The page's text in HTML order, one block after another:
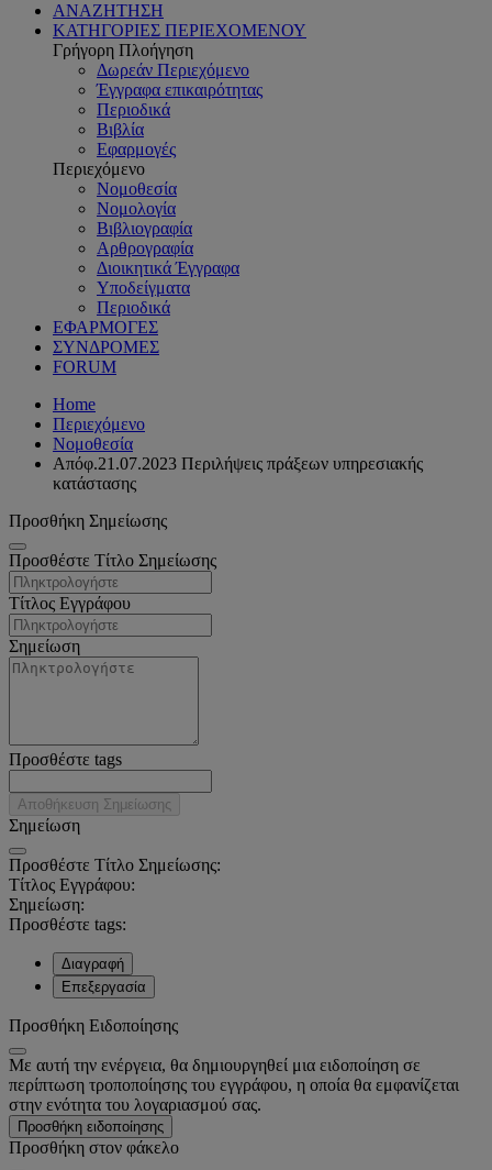
ΑΝΑΖΗΤΗΣΗ
ΚΑΤΗΓΟΡΙΕΣ ΠΕΡΙΕΧΟΜΕΝΟΥ
Γρήγορη Πλοήγηση
Δωρεάν Περιεχόμενο
Έγγραφα επικαιρότητας
Περιοδικά
Βιβλία
Εφαρμογές
Περιεχόμενο
Νομοθεσία
Νομολογία
Βιβλιογραφία
Αρθρογραφία
Διοικητικά Έγγραφα
Υποδείγματα
Περιοδικά
ΕΦΑΡΜΟΓΕΣ
ΣΥΝΔΡΟΜΕΣ
FORUM
Home
Περιεχόμενο
Νομοθεσία
Απόφ.21.07.2023 Περιλήψεις πράξεων υπηρεσιακής
κατάστασης
Προσθήκη Σημείωσης
Προσθέστε Τίτλο Σημείωσης
Τίτλος Εγγράφου
Σημείωση
Προσθέστε tags
Αποθήκευση Σημείωσης
Σημείωση
Προσθέστε Τίτλο Σημείωσης:
Τίτλος Εγγράφου:
Σημείωση:
Προσθέστε tags:
Διαγραφή
Επεξεργασία
Προσθήκη Ειδοποίησης
Με αυτή την ενέργεια, θα δημιουργηθεί μια ειδοποίηση σε
περίπτωση τροποποίησης του εγγράφου, η οποία θα εμφανίζεται
στην ενότητα του λογαριασμού σας.
Προσθήκη ειδοποίησης
Προσθήκη στον φάκελο